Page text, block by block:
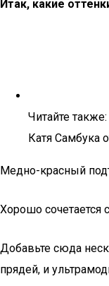
Итак, какие
Читайте также:
Катя Самбука
Медно-красный
Хорошо
Добавьте сюда
прядей, и